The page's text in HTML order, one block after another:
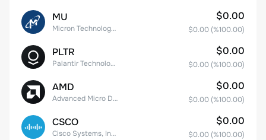
MU
Micron Technology, Inc.
$0.00
$0.00 (%100.00)
PLTR
Palantir Technologies Inc. Class A Common Stock
$0.00
$0.00 (%100.00)
AMD
Advanced Micro Devices
$0.00
$0.00 (%100.00)
CSCO
Cisco Systems, Inc. Common Stock (DE)
$0.00
$0.00 (%100.00)